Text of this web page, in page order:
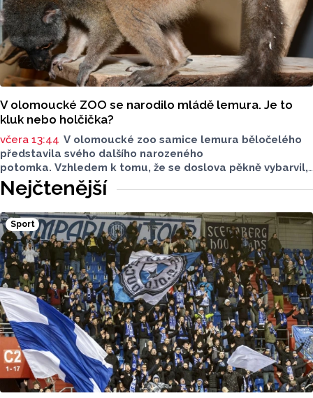
V olomoucké ZOO se narodilo mládě lemura. Je to
kluk nebo holčička?
včera 13:44 V olomoucké zoo samice lemura běločelého
představila svého dalšího narozeného
potomka. Vzhledem k tomu, že se doslova pěkně vybarvil,
je téměř jisté, že se jedná o samce. Samice totiž bývají
hnědé, případně hnědošedé, zato samci se pyšní bílým
Nejčtenější
Sport